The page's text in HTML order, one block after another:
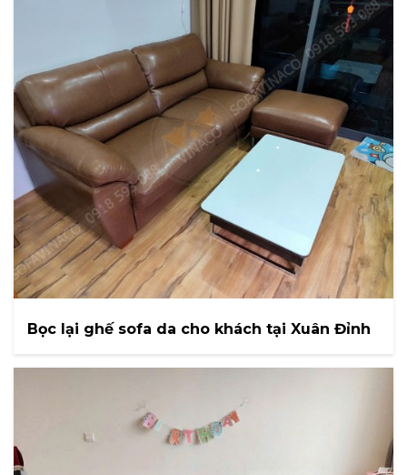
Bọc lại ghế sofa da cho khách tại Xuân Đỉnh